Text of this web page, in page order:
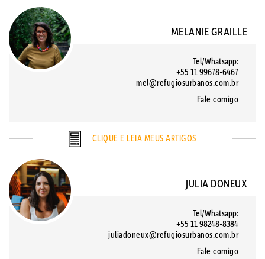
MELANIE GRAILLE
Tel/Whatsapp:
+55 11 99678-6467
mel@refugiosurbanos.com.br
Fale comigo
CLIQUE E LEIA MEUS ARTIGOS
JULIA DONEUX
Tel/Whatsapp:
+55 11 98248-8384
juliadoneux@refugiosurbanos.com.br
Fale comigo